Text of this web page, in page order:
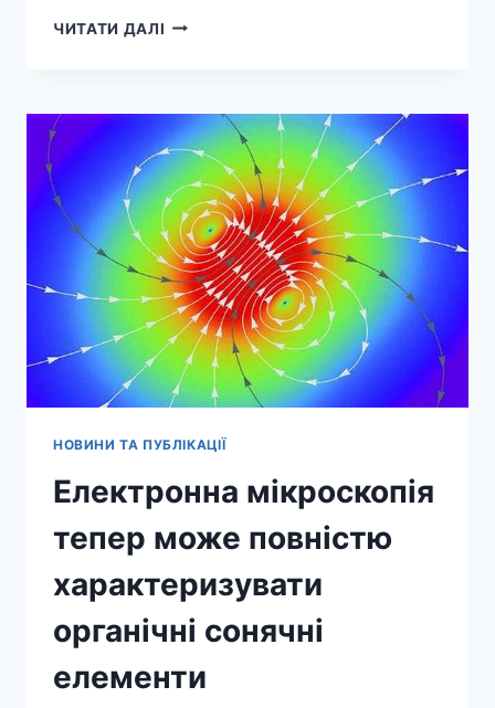
ЧИТАТИ ДАЛІ КРИСТАЛІЧНИЙ
ЕФЕКТИВНІСТЬ
ОРГАНІЧНИХ
СОНЯЧНИХ
ЕЛЕМЕНТІВ
ДО
20,21
ВІДСОТКА
НОВИНИ ТА ПУБЛІКАЦІЇ
Електронна мікроскопія
тепер може повністю
характеризувати
органічні сонячні
елементи